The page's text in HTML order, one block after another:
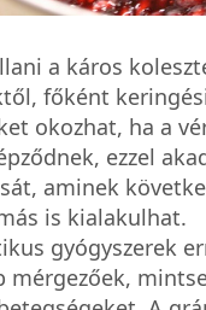
a káros
főként
okozhat, ha a
ezzel
aminek
is kialakulhat.
gyógyszerek
mérgezőek,